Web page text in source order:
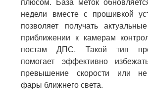
недели вместе с прошивкой
позволяет получать
приближении к камерам
постам ДПС. Такой тип
помогает эффективно
превышение скорости или
фары ближнего света.